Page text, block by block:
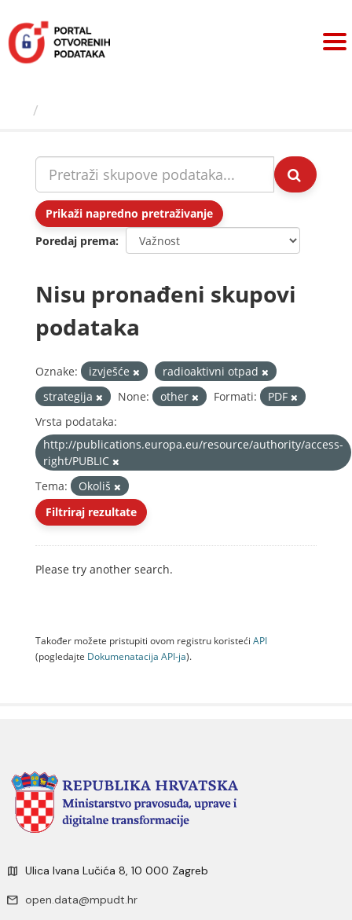
sadržaj
Prikaži napredno pretraživanje
Poredaj prema
Nisu pronađeni skupovi
podataka
Oznake: izvješće
radioaktivni otpad
strategija
None: other Formati:
PDF
Vrsta podataka:
http://publications.europa.eu/resource/authority/access-
right/PUBLIC
Tema:
Okoliš
Filtriraj rezultate
Please try another search.
Također možete pristupiti ovom registru koristeći API
(pogledajte Dokumenаtаcijа API-jа).